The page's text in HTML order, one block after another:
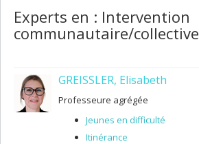
Experts en : Intervention
communautaire/collective
GREISSLER, Elisabeth
Professeure agrégée
Jeunes en difficulté
Itinérance